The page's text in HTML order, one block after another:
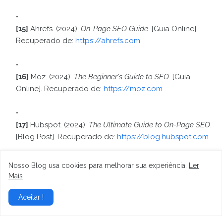
[15] Ahrefs. (2024). On-Page SEO Guide. [Guia Online].
Recuperado de: https://ahrefs.com
[16] Moz. (2024). The Beginner's Guide to SEO. [Guia
Online]. Recuperado de: https://moz.com
[17] Hubspot. (2024). The Ultimate Guide to On-Page SEO.
[Blog Post]. Recuperado de: https://blog.hubspot.com
[18]
Management, 27(6), 1165-1175.
Nosso Blog usa cookies para melhorar sua experiência.
Ler
Mais
Aceitar !